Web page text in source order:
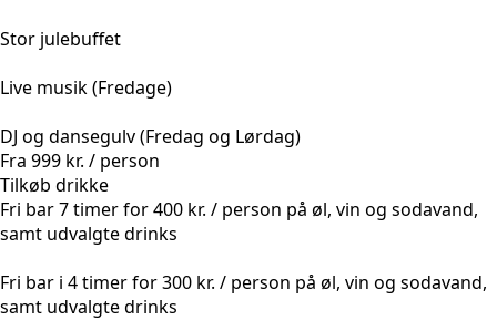
Stor julebuffet
Live musik (Fredage)
DJ og dansegulv (Fredag og Lørdag)
Fra 999 kr. / person
Tilkøb drikke
Fri bar 7 timer for 400 kr. / person på øl, vin og sodavand,
samt udvalgte drinks
Fri bar i 4 timer for 300 kr. / person på øl, vin og sodavand,
samt udvalgte drinks